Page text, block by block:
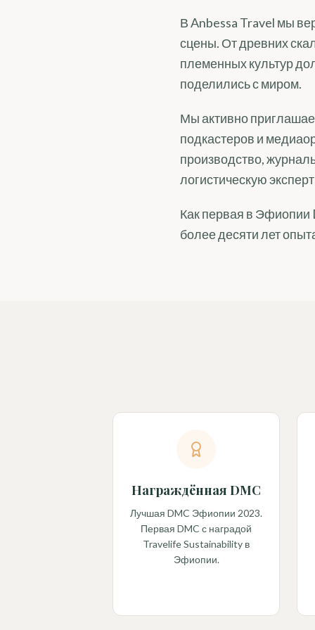
В Anbessa Travel мы
сцены. От древних
племенных культур
поделились с миром.
Мы активно
подкастеров и
производство,
логистическую
Как первая в Эфиопии
более десяти лет
Награждённая DMC
Лучшая DMC Эфиопии 2023.
Первая DMC с наградой
Travelife Sustainability в
Эфиопии.